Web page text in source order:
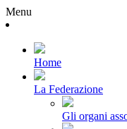
Menu
Home
La Federazione
Gli organi